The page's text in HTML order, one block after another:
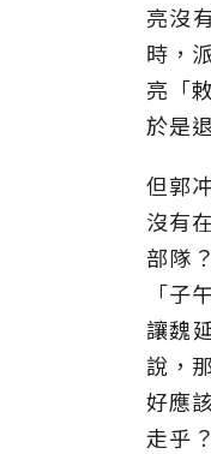
亮沒
時，
亮「
於是
但郭
沒有
部隊
「子
讓魏
說，
好應
走乎